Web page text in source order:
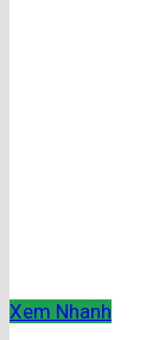
Xem Nhanh